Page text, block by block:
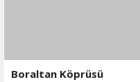
Boraltan Köprüsü